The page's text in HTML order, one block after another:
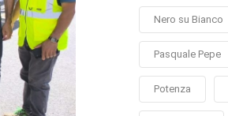
Nero su Bianco
Pasquale Pepe
Potenza